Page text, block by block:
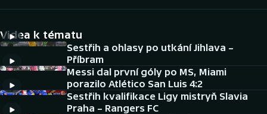
Atletika
Cyklistika
DALŠÍ SPORTY
Americký fotbal
NEPŘEHLÉDNĚTE
Videa k tématu
Sestřih a ohlasy po utkání Jihlava –
Příbram
Messi dal první góly po MS, Miami
porazilo Atlético San Luis 4:2
Sestřih kvalifikace Ligy mistryň Slavia
Praha – Rangers FC